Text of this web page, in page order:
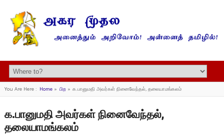
You Are Here : Home» பிற» க.பானுமதி அவர்கள் நினைவேந்தல், தலையாமங்கலம்
க.பானுமதி அவர்கள் நினைவேந்தல்,
தலையாமங்கலம்